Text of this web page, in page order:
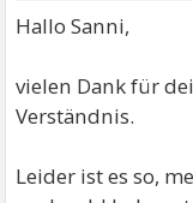
Hallo Sanni,
vielen Dank für
Verständnis.
Leider ist es so,